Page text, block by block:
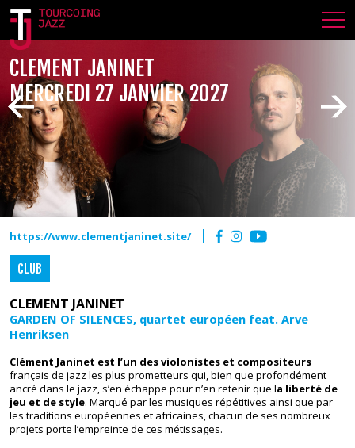
CLEMENT JANINET
MERCREDI 27 JANVIER 2027
https://www.clementjaninet.site/
CLUB
CLEMENT JANINET
GARDEN OF SILENCES, quartet européen feat. Arve
Henriksen
Clément Janinet est l’un des violonistes et compositeurs
français de jazz les plus prometteurs qui, bien que profondément
ancré dans le jazz, s’en échappe pour n’en retenir que la liberté de
jeu et de style. Marqué par les musiques répétitives ainsi que par
les traditions européennes et africaines, chacun de ses nombreux
projets porte l’empreinte de ces métissages.